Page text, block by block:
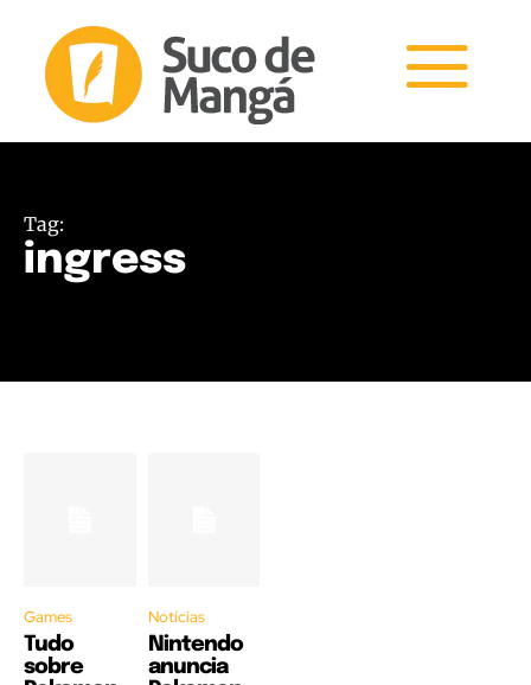
Tag:
ingress
Games
Tudo
sobre
Notícias
Nintendo
anuncia